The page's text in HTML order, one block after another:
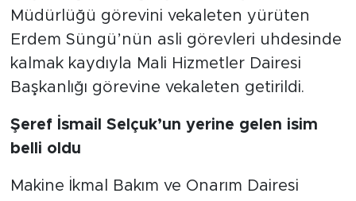
Müdürlüğü görevini vekaleten yürüten
Erdem Süngü’nün asli görevleri uhdesinde
kalmak kaydıyla Mali Hizmetler Dairesi
Başkanlığı görevine vekaleten getirildi.
Şeref İsmail Selçuk’un yerine gelen isim
belli oldu
Makine İkmal Bakım ve Onarım Dairesi